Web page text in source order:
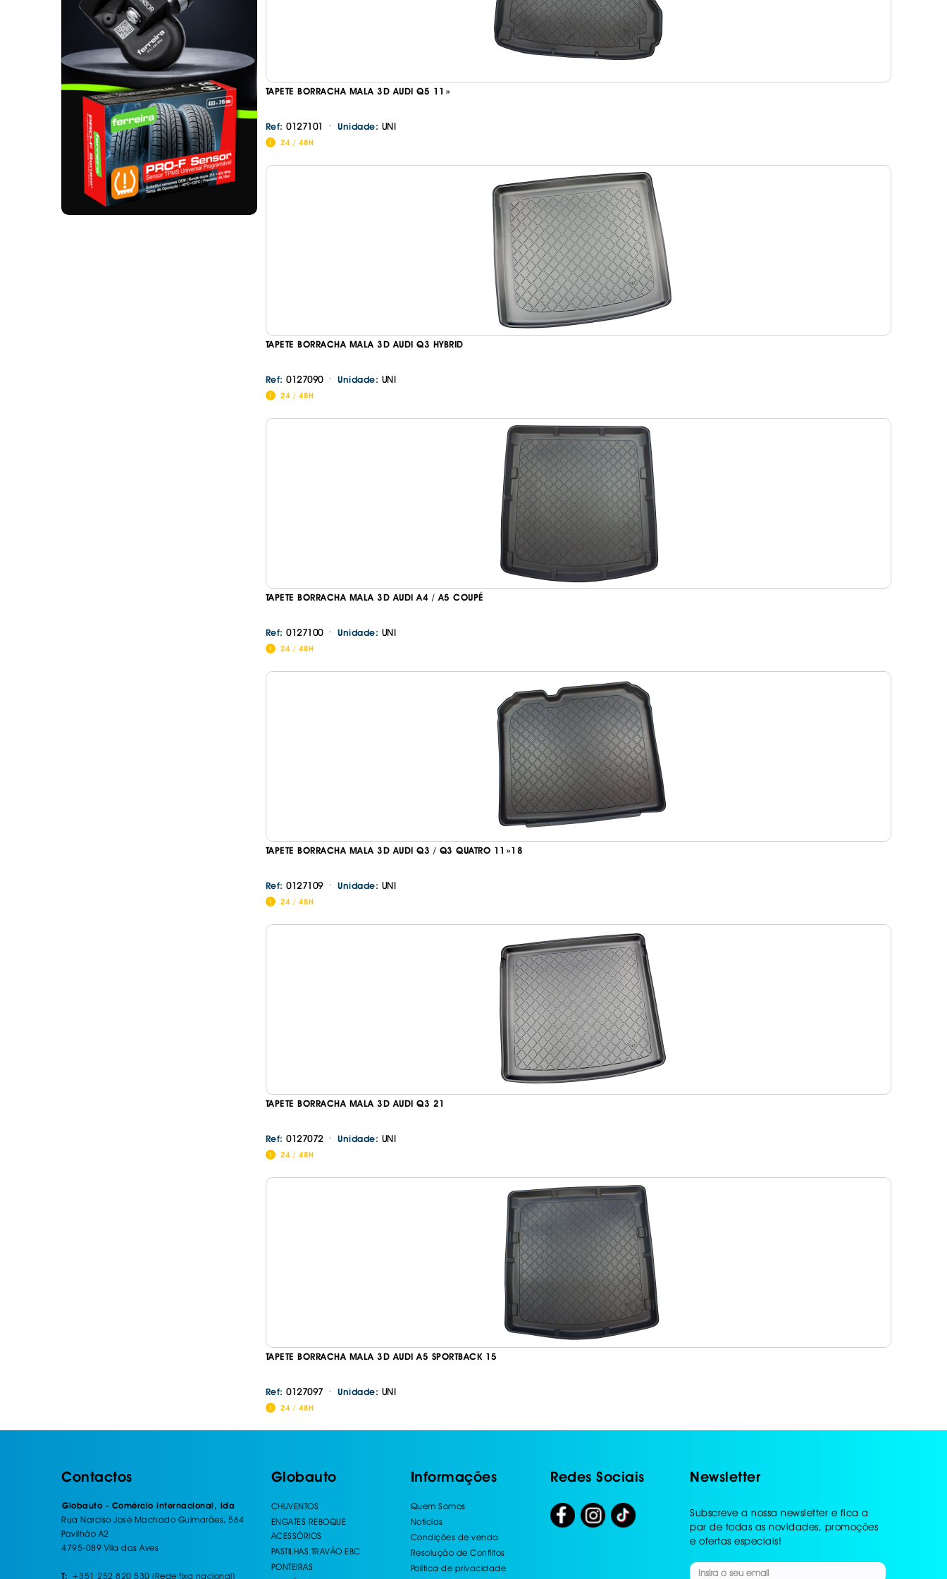
. SEGURANÇA DE CARGA
. SUPORTE BICICLETAS
. TAMPÕES JANTES
. TAPETES ORIGINAIS BORRACHA
MALA
. TAPETES UNIVERSAIS ALCATIFA
. TAPETES UNIVERSAIS ALCATIFA
MALA
. TAPETES UNIVERSAIS BORRACHA
. TAPETES UNIVERSAIS BORRACHA
MALA
TAPETE BORRACHA MALA 3D AUDI Q5 11»
Ref: 0127101 · Unidade: UNI
24 / 48H
TAPETE BORRACHA MALA 3D AUDI Q3 HYBRID
Ref: 0127090 · Unidade: UNI
24 / 48H
TAPETE BORRACHA MALA 3D AUDI A4 / A5 COUPÉ
Ref: 0127100 · Unidade: UNI
24 / 48H
TAPETE BORRACHA MALA 3D AUDI Q3 / Q3 QUATRO 11»18
Ref: 0127109 · Unidade: UNI
24 / 48H
TAPETE BORRACHA MALA 3D AUDI Q3 21
Ref: 0127072 · Unidade: UNI
24 / 48H
TAPETE BORRACHA MALA 3D AUDI A5 SPORTBACK 15
Ref: 0127097 · Unidade: UNI
24 / 48H
Ir para o carrinho
Contactos
Globauto - Comércio internacional, lda
Rua Narciso José Machado Guimarães, 564
Pavilhão A2
4795-089 Vila das Aves
T: +351 252 820 530 (Rede fixa nacional)
Globauto
CHUVENTOS
ENGATES REBOQUE
ACESSÓRIOS
PASTILHAS TRAVÃO EBC
PONTEIRAS
Informações
Quem Somos
Notícias
Condições de venda
Resolução de Conflitos
Política de privacidade
Redes Sociais Newsletter
Subscreve a nossa newsletter e fica a
par de todas as novidades, promoções
e ofertas especiais!